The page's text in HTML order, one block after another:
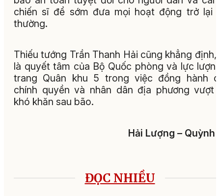
chiến sĩ để sớm đưa mọi hoạt động trở lại
thường.
Thiếu tướng Trần Thanh Hải cũng khẳng định,
là quyết tâm của Bộ Quốc phòng và lực
trang Quân khu 5 trong việc đồng hành
chính quyền và nhân dân địa phương vượt
khó khăn sau bão.
Hải Lượng – Quỳnh
ĐỌC NHIỀU